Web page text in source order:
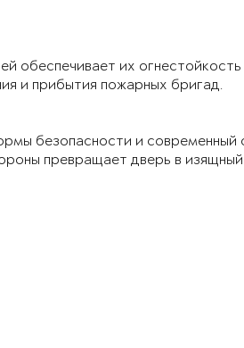
обеспечивает их
и прибытия пожарных бригад.
безопасности и современный
превращает дверь в